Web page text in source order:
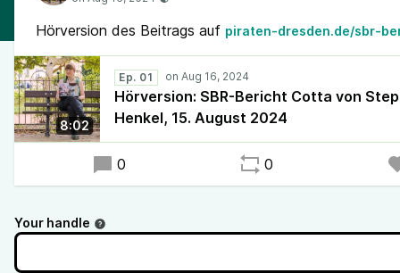
Hörversion des Beitrags auf piraten-dresden.de/sbr-
8:02
Ep. 01
Hörversion: SBR-Bericht Cotta von
Henkel, 15. August 2024
0 0
Your handle